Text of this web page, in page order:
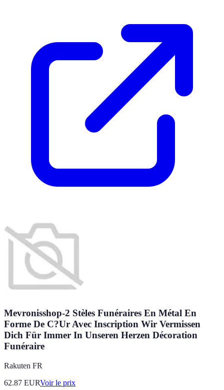
Mevronisshop-2 Stèles Funéraires En Métal En
Forme De C?Ur Avec Inscription Wir Vermissen
Dich Für Immer In Unseren Herzen Décoration
Funéraire
Rakuten FR
62.87 EURVoir le prix